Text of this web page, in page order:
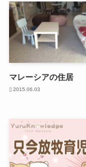
マレーシアの住居
2015.06.03